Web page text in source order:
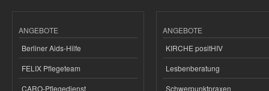
ANGEBOTE
Berliner Aids-Hilfe
FELIX Pflegeteam
CARO-Pflegedienst
ANGEBOTE
KIRCHE positHIV
Lesbenberatung
Schwerpunktpraxen